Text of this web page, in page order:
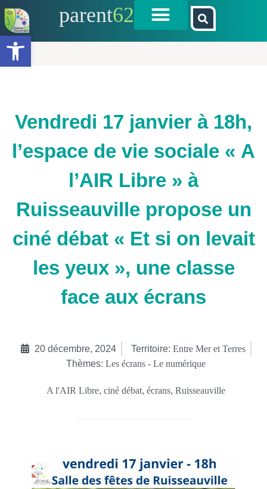
Ouvrir la barre d’outils
parent62
Vendredi 17 janvier à 18h,
l’espace de vie sociale « A
l’AIR Libre » à
Ruisseauville propose un
ciné débat « Et si on levait
les yeux », une classe
face aux écrans
20 décembre, 2024 Territoire: Entre Mer et Terres
Thèmes: Les écrans - Le numérique
A l'AIR Libre, ciné débat, écrans, Ruisseauville